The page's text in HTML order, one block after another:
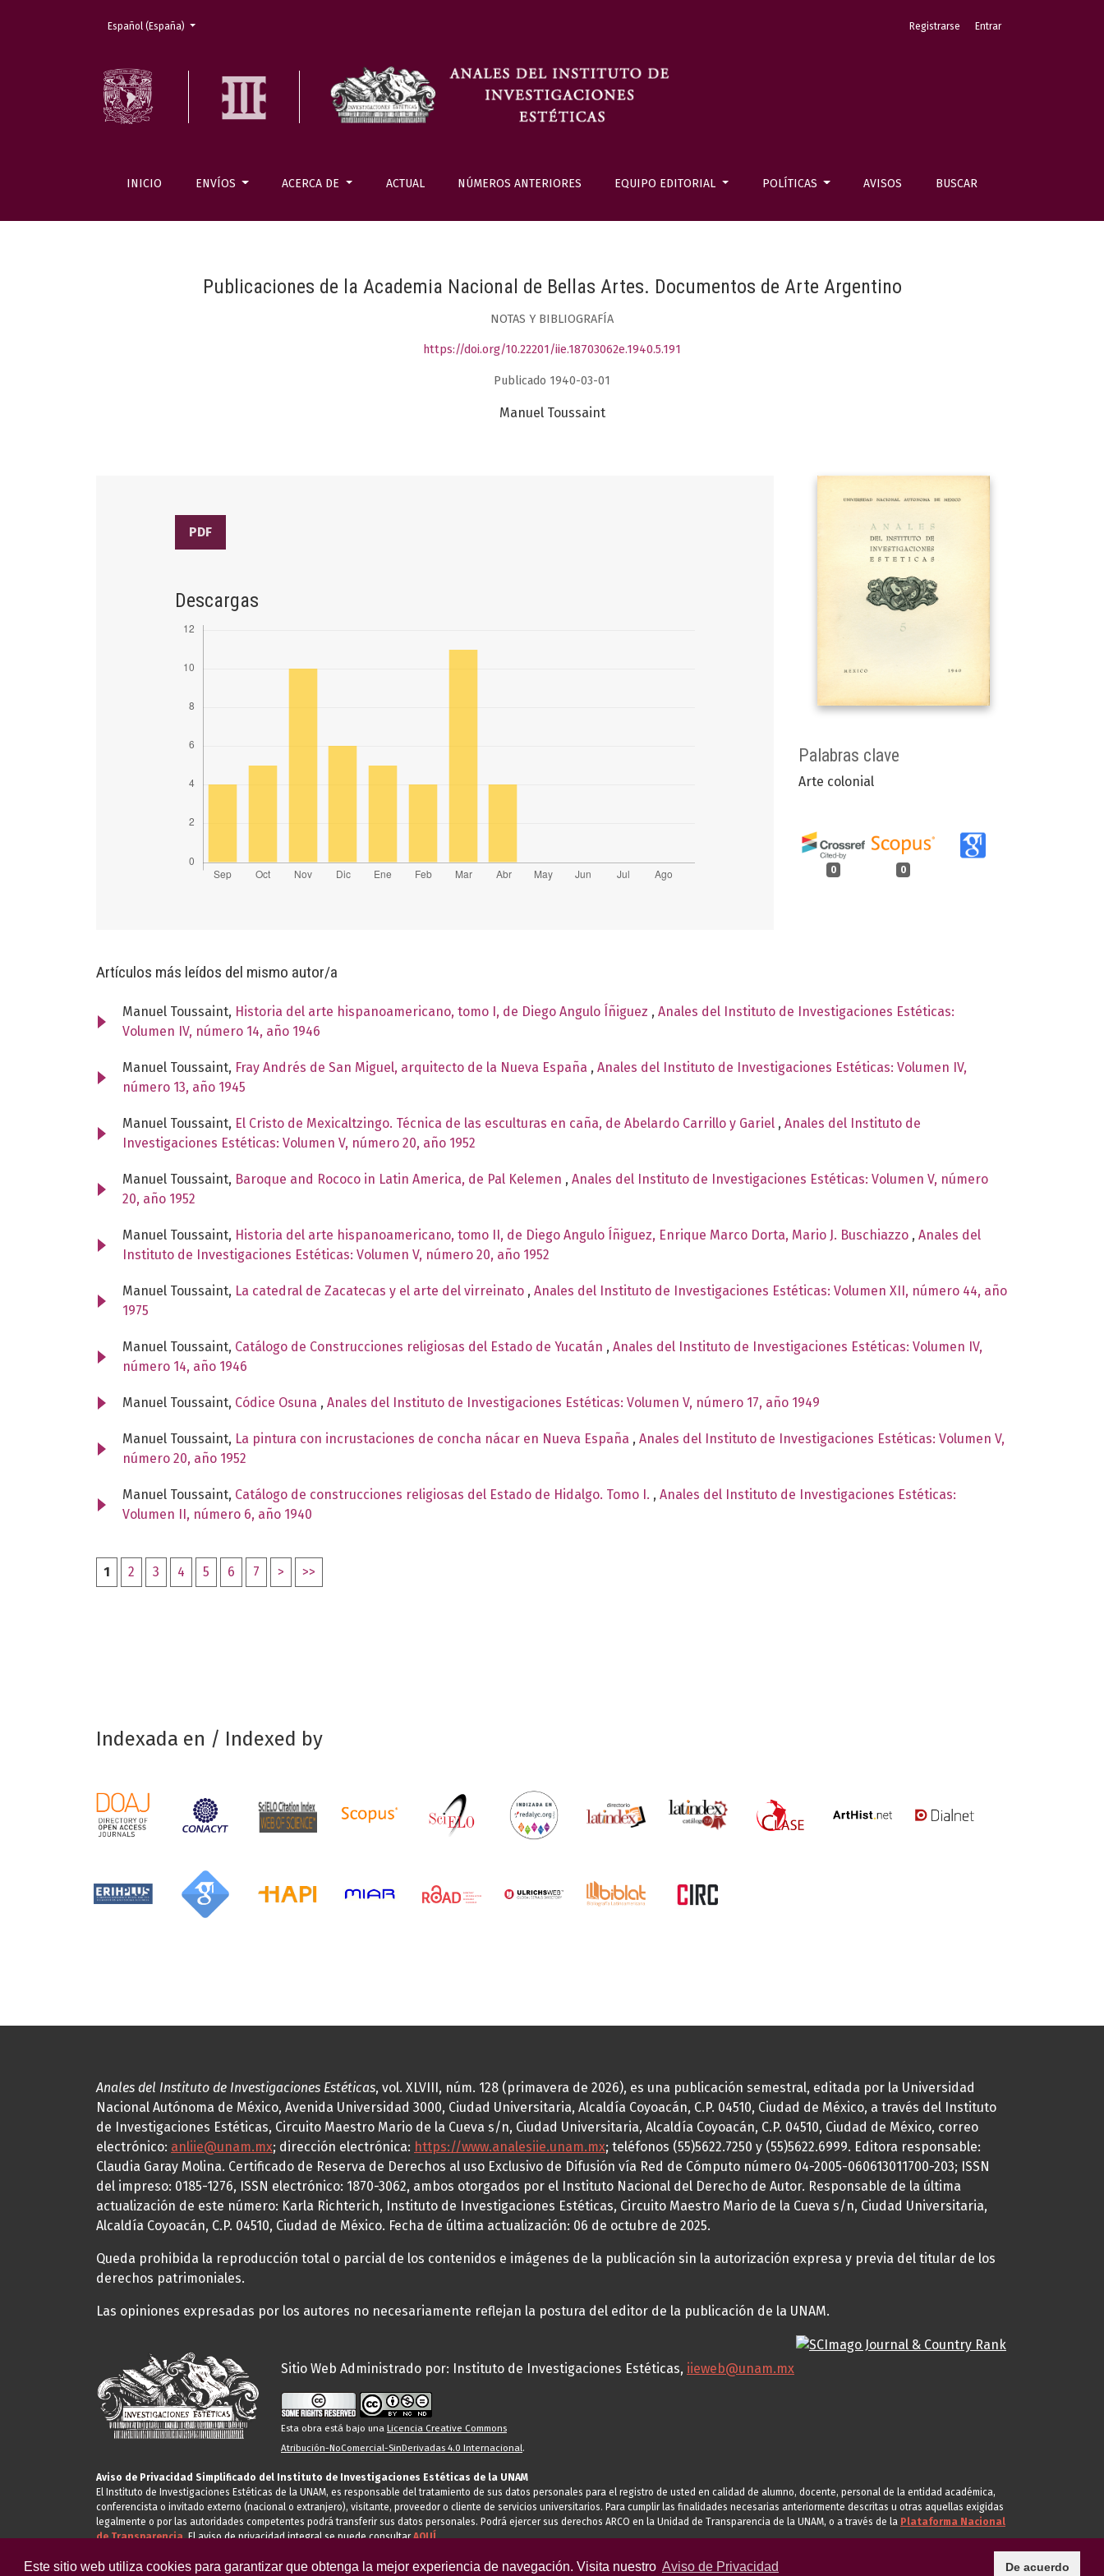
Este sitio web utiliza cookies para garantizar que obtenga la mejor experiencia de navegación. Visita nuestro Aviso de Privacidad De acuerdo
INICIO ENVÍOS ACERCA DE ACTUAL NÚMEROS ANTERIORES EQUIPO EDITORIAL POLÍTICAS AVISOS BUSCAR
Registrarse Entrar
Cambiar el idioma. El actual es:
Español (España)
Publicaciones de la Academia Nacional de Bellas Artes. Documentos de Arte Argentino
NOTAS Y BIBLIOGRAFÍA
https://doi.org/10.22201/iie.18703062e.1940.5.191
Publicado 1940-03-01
Manuel Toussaint
Palabras clave
Arte colonial
0 0
PDF
Descargas
Artículos más leídos del mismo autor/a
Manuel Toussaint, Historia del arte hispanoamericano, tomo I, de Diego Angulo Íñiguez , Anales del Instituto de Investigaciones Estéticas:
Volumen IV, número 14, año 1946
Manuel Toussaint, Fray Andrés de San Miguel, arquitecto de la Nueva España , Anales del Instituto de Investigaciones Estéticas: Volumen IV,
número 13, año 1945
Manuel Toussaint, El Cristo de Mexicaltzingo. Técnica de las esculturas en caña, de Abelardo Carrillo y Gariel , Anales del Instituto de
Investigaciones Estéticas: Volumen V, número 20, año 1952
Manuel Toussaint, Baroque and Rococo in Latin America, de Pal Kelemen , Anales del Instituto de Investigaciones Estéticas: Volumen V, número
20, año 1952
Manuel Toussaint, Historia del arte hispanoamericano, tomo II, de Diego Angulo Íñiguez, Enrique Marco Dorta, Mario J. Buschiazzo , Anales del
Instituto de Investigaciones Estéticas: Volumen V, número 20, año 1952
Manuel Toussaint, La catedral de Zacatecas y el arte del virreinato , Anales del Instituto de Investigaciones Estéticas: Volumen XII, número 44, año
1975
Manuel Toussaint, Catálogo de Construcciones religiosas del Estado de Yucatán , Anales del Instituto de Investigaciones Estéticas: Volumen IV,
número 14, año 1946
Manuel Toussaint, Códice Osuna , Anales del Instituto de Investigaciones Estéticas: Volumen V, número 17, año 1949
Manuel Toussaint, La pintura con incrustaciones de concha nácar en Nueva España , Anales del Instituto de Investigaciones Estéticas: Volumen V,
número 20, año 1952
Manuel Toussaint, Catálogo de construcciones religiosas del Estado de Hidalgo. Tomo I. , Anales del Instituto de Investigaciones Estéticas:
Volumen II, número 6, año 1940
1 2 3 4 5 6 7 > >>
Indexada en / Indexed by
Anales del Instituto de Investigaciones Estéticas, vol. XLVIII, núm. 128 (primavera de 2026), es una publicación semestral, editada por la Universidad
Nacional Autónoma de México, Avenida Universidad 3000, Ciudad Universitaria, Alcaldía Coyoacán, C.P. 04510, Ciudad de México, a través del Instituto
de Investigaciones Estéticas, Circuito Maestro Mario de la Cueva s/n, Ciudad Universitaria, Alcaldía Coyoacán, C.P. 04510, Ciudad de México, correo
electrónico: anliie@unam.mx; dirección electrónica: https://www.analesiie.unam.mx; teléfonos (55)5622.7250 y (55)5622.6999. Editora responsable:
Claudia Garay Molina. Certificado de Reserva de Derechos al uso Exclusivo de Difusión vía Red de Cómputo número 04-2005-060613011700-203; ISSN
del impreso: 0185-1276, ISSN electrónico: 1870-3062, ambos otorgados por el Instituto Nacional del Derecho de Autor. Responsable de la última
actualización de este número: Karla Richterich, Instituto de Investigaciones Estéticas, Circuito Maestro Mario de la Cueva s/n, Ciudad Universitaria,
Alcaldía Coyoacán, C.P. 04510, Ciudad de México. Fecha de última actualización: 06 de octubre de 2025.
Queda prohibida la reproducción total o parcial de los contenidos e imágenes de la publicación sin la autorización expresa y previa del titular de los
derechos patrimoniales.
Las opiniones expresadas por los autores no necesariamente reflejan la postura del editor de la publicación de la UNAM.
Sitio Web Administrado por: Instituto de Investigaciones Estéticas, iieweb@unam.mx
Esta obra está bajo una Licencia Creative Commons
Atribución-NoComercial-SinDerivadas 4.0 Internacional.
Aviso de Privacidad Simplificado del Instituto de Investigaciones Estéticas de la UNAM
El Instituto de Investigaciones Estéticas de la UNAM, es responsable del tratamiento de sus datos personales para el registro de usted en calidad de alumno, docente, personal de la entidad académica,
conferencista o invitado externo (nacional o extranjero), visitante, proveedor o cliente de servicios universitarios. Para cumplir las finalidades necesarias anteriormente descritas u otras aquellas exigidas
legalmente o por las autoridades competentes podrá transferir sus datos personales. Podrá ejercer sus derechos ARCO en la Unidad de Transparencia de la UNAM, o a través de la Plataforma Nacional
de Transparencia.El aviso de privacidad integral se puede consultarAQUÍ